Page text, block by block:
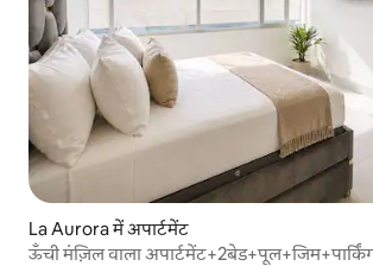
La Aurora में अपार्टमेंट
ऊँची मंज़िल वाला